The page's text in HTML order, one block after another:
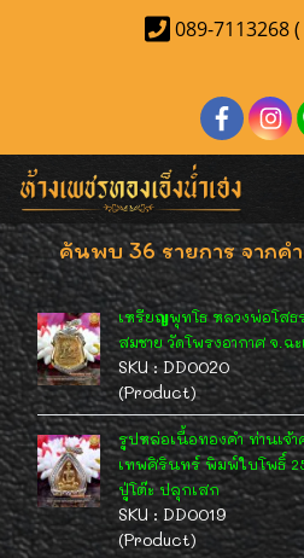
089-7113268
ค้นพบ 36 รายการ จากค
เหรียญพุทโธ หลวงพ่อโสธ
สมชาย วัดโพรงอากาศ จ.ฉะ
SKU : DD0020
(Product)
รูปหล่อเนื้อทองคำ ท่านเจ้
เทพศิรินทร์ พิมพ์ใบโพธิ์
ปู่โต๊ะ ปลุกเสก
SKU : DD0019
(Product)